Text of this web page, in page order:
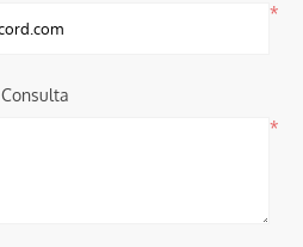
*
Consulta
*